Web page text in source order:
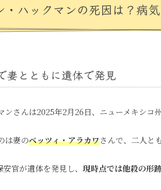
ハックマンの死因は？病
とともに遺体で発見
ンさんは2025年2月26日、ニューメキシコ
は妻のベッツィ・アラカワさんで、二人と
官が遺体を発見し、 現時点では他殺の形